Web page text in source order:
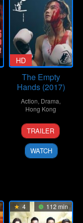
HD
The Empty
Hands (2017)
Action, Drama,
Hong Kong
2
Nov
2017
Chapman
To
TRAILER
WATCH
4 112 min